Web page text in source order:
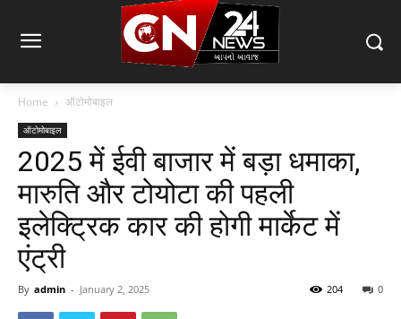
Home ऑटोमोबाइल
ऑटोमोबाइल
2025 में ईवी बाजार में बड़ा धमाका,
मारुति और टोयोटा की पहली
इलेक्ट्रिक कार की होगी मार्केट में
एंट्री
By admin - January 2, 2025 0
204